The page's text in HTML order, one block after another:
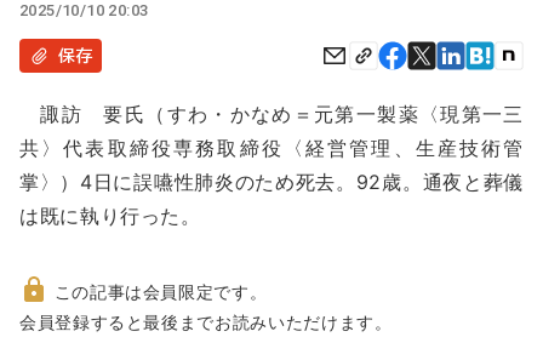
ツ
に
動
2025/10/10 20:03
保存
諏訪 要氏（すわ・かなめ＝元第一製薬〈現第一三
共〉代表取締役専務取締役〈経営管理、生産技術管
掌〉）4日に誤嚥性肺炎のため死去。92歳。通夜と葬儀
は既に執り行った。
非
この記事は会員限定です。
会員登録すると最後までお読みいただけます。